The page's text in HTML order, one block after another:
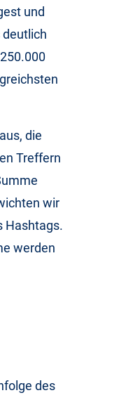
und
deutlich
die
Treffern
wir
Hashtags.
werden
des